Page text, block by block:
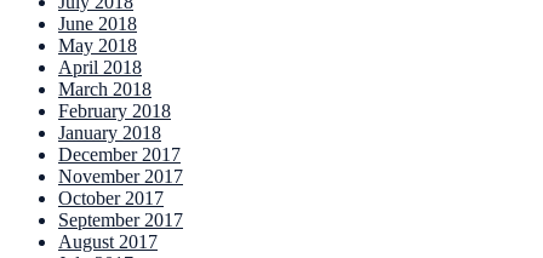
June 2018
May 2018
April 2018
March 2018
February 2018
January 2018
December 2017
November 2017
October 2017
September 2017
August 2017